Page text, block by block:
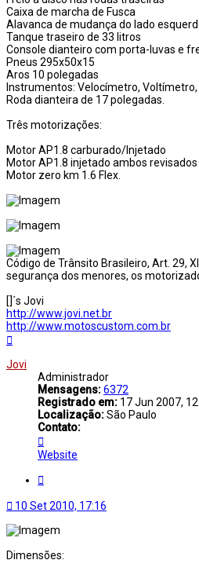
Caixa de marcha de Fusca
Alavanca de mudança do lado
Tanque traseiro de 33 litros
Console dianteiro com porta-luvas e
Pneus 295x50x15
Aros 10 polegadas
Instrumentos: Velocímetro,
Roda dianteira de 17 polegadas.
Três motorizações:
Motor AP1.8 carburado/Injetado
Motor AP1.8 injetado ambos
Motor zero km 1.6 Flex.
Código de Trânsito Brasileiro, Art. 29,
segurança dos menores, os
[]´s Jovi
http://www.jovi.net.br
http://www.motoscustom.com.br
topo
Jovi
Administrador
Mensagens:6372
Registrado em: 17 Jun 2007,
Localização:São Paulo
Contato:
Jovi
Website
10 Set 2010, 17:16
Dimensões: